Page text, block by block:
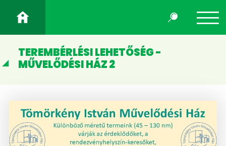
TEREMBÉRLÉSI LEHETŐSÉG -
MŰVELŐDÉSI HÁZ 2